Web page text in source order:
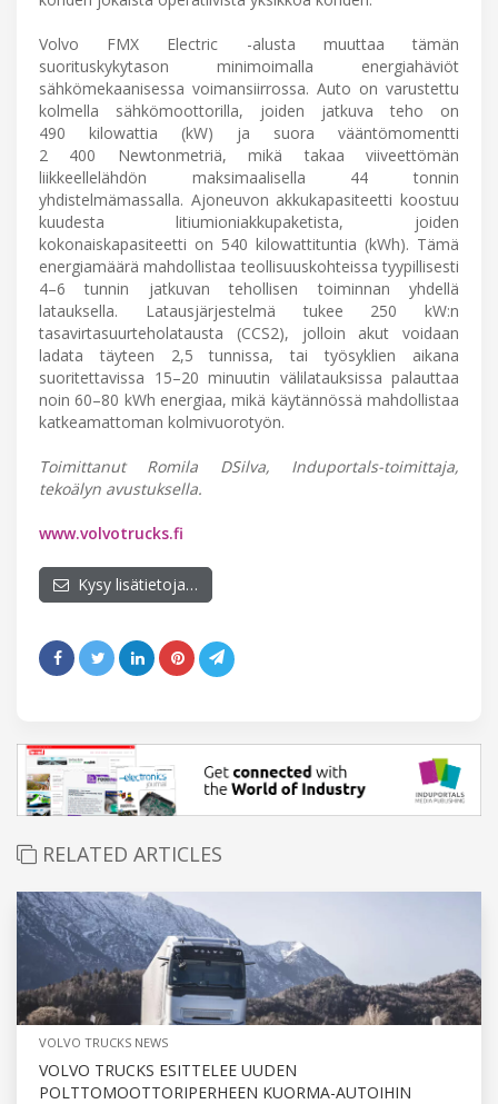
Volvo FMX Electric -alusta muuttaa tämän
suorituskykytason minimoimalla energiahäviöt
sähkömekaanisessa voimansiirrossa. Auto on varustettu
kolmella sähkömoottorilla, joiden jatkuva teho on
490 kilowattia (kW) ja suora vääntömomentti
2 400 Newtonmetriä, mikä takaa viiveettömän
liikkeellelähdön maksimaalisella 44 tonnin
yhdistelmämassalla. Ajoneuvon akkukapasiteetti koostuu
kuudesta litiumioniakkupaketista, joiden
kokonaiskapasiteetti on 540 kilowattituntia (kWh). Tämä
energiamäärä mahdollistaa teollisuuskohteissa tyypillisesti
4–6 tunnin jatkuvan tehollisen toiminnan yhdellä
latauksella. Latausjärjestelmä tukee 250 kW:n
tasavirtasuurteholatausta (CCS2), jolloin akut voidaan
ladata täyteen 2,5 tunnissa, tai työsyklien aikana
suoritettavissa 15–20 minuutin välilatauksissa palauttaa
noin 60–80 kWh energiaa, mikä käytännössä mahdollistaa
katkeamattoman kolmivuorotyön.
Toimittanut Romila DSilva, Induportals-toimittaja,
tekoälyn avustuksella.
www.volvotrucks.fi
Kysy lisätietoja…
RELATED ARTICLES
VOLVO TRUCKS NEWS
VOLVO TRUCKS ESITTELEE UUDEN
POLTTOMOOTTORIPERHEEN KUORMA-AUTOIHIN